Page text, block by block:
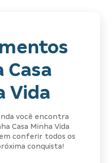
Casa
Vida
você encontra
Casa Minha Vida
conferir todos os
conquista!